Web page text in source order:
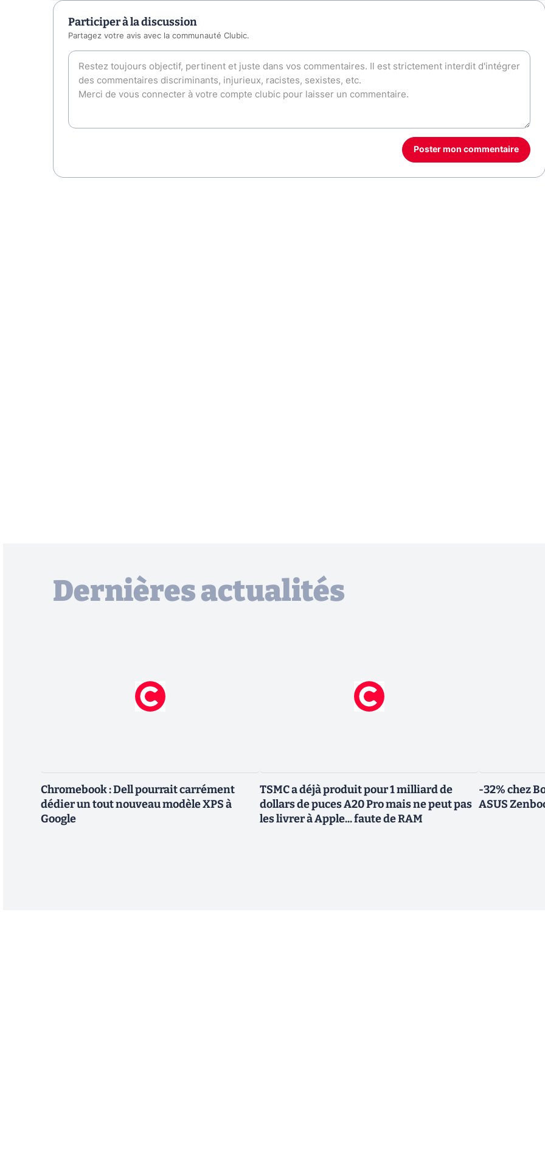
Participer à la discussion
Partagez votre avis avec la communauté Clubic.
Poster mon commentaire
Dernières actualités
Chromebook : Dell pourrait carrément
dédier un tout nouveau modèle XPS à
Google
TSMC a déjà produit pour 1 milliard de
dollars de puces A20 Pro mais ne peut pas
les livrer à Apple... faute de RAM
-32% chez
ASUS